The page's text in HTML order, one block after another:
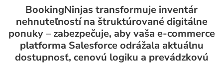
BookingNinjas transformuje inventár
nehnuteľností na štruktúrované digitálne
ponuky – zabezpečuje, aby vaša e-commerce
platforma Salesforce odrážala aktuálnu
dostupnosť, cenovú logiku a prevádzkovú